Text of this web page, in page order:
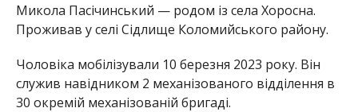
Микола Пасічинський — родом із села Хоросна.
Проживав у селі Сідлище Коломийського району.
Чоловіка мобілізували 10 березня 2023 року. Він
служив навідником 2 механізованого відділення в
30 окремій механізованій бригаді.